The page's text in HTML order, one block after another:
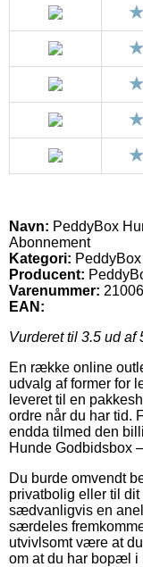
Navn: PeddyBox
Abonnement
Kategori: PeddyBox
Producent:
Varenummer:
EAN:
Vurderet til 3.5 ud af
En række online
udvalg af former for
leveret til en
ordre når du har tid.
endda tilmed den
Hunde Godbidsbox
Du burde omvendt
privatbolig eller til
sædvanligvis en
særdeles
utvivlsomt være at
om at du har bopæl i